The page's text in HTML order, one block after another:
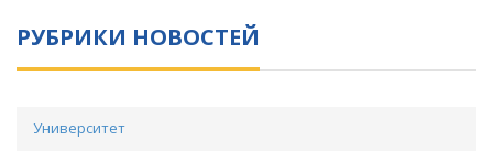
РУБРИКИ НОВОСТЕЙ
Университет